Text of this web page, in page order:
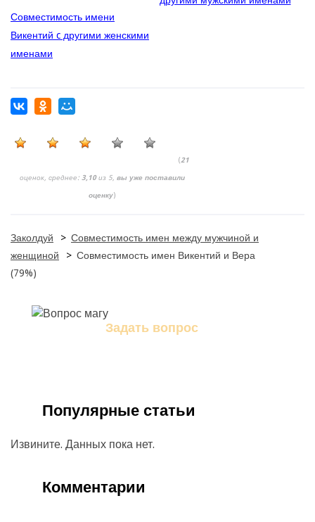
Совместимость имени
Викентий c другими женскими
именами
(21
оценок, среднее: 3,10из 5, вы уже поставили
оценку)
Заколдуй > Совместимость имен между мужчиной и
женщиной
> Совместимость имен Викентий и Вера
(79%)
Задать вопрос
Популярные статьи
Извините. Данных пока нет.
Комментарии